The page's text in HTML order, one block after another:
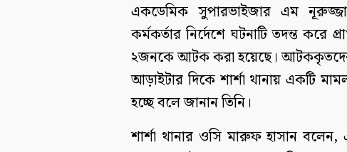
একডেমিক সুপারভাইজার এম
কর্মকর্তার নির্দেশে ঘটনাটি তদন্ত করে
২জনকে আটক করা হয়েছে। আটককৃতদের
আড়াইটার দিকে শার্শা থানায় একটি
হচ্ছে বলে জানান তিনি।
শার্শা থানার ওসি মারুফ হাসান বলেন,